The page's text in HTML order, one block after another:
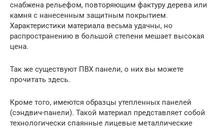
снабжена рельефом, повторяющим фактуру дерева или
камня с нанесенным защитным покрытием.
Характеристики материала весьма удачны, но
распространению в большой степени мешает высокая
цена.
Так же существуют ПВХ панели, о них вы можете
прочитать здесь.
Кроме того, имеются образцы утепленных панелей
(сэндвич-панели). Такой материал представляет собой
технологически спаянные лицевые металлические